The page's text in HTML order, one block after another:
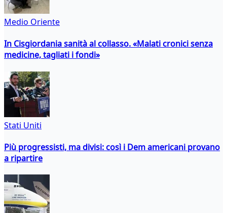
Medio Oriente
In Cisgiordania sanità al collasso. «Malati cronici senza
medicine, tagliati i fondi»
Stati Uniti
Più progressisti, ma divisi: così i Dem americani provano
a ripartire